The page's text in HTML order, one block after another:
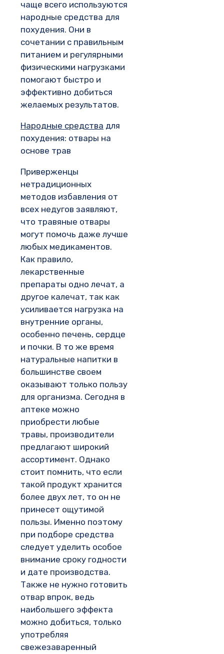
чаще всего используются
народные средства для
похудения. Они в
сочетании с правильным
питанием и регулярными
физическими нагрузками
помогают быстро и
эффективно добиться
желаемых результатов.
Народные средства для
похудения: отвары на
основе трав
Приверженцы
нетрадиционных
методов избавления от
всех недугов заявляют,
что травяные отвары
могут помочь даже лучше
любых медикаментов.
Как правило,
лекарственные
препараты одно лечат, а
другое калечат, так как
усиливается нагрузка на
внутренние органы,
особенно печень, сердце
и почки. В то же время
натуральные напитки в
большинстве своем
оказывают только пользу
для организма. Сегодня в
аптеке можно
приобрести любые
травы, производители
предлагают широкий
ассортимент. Однако
стоит помнить, что если
такой продукт хранится
более двух лет, то он не
принесет ощутимой
пользы. Именно поэтому
при подборе средства
следует уделить особое
внимание сроку годности
и дате производства.
Также не нужно готовить
отвар впрок, ведь
наибольшего эффекта
можно добиться, только
употребляя
свежезаваренный